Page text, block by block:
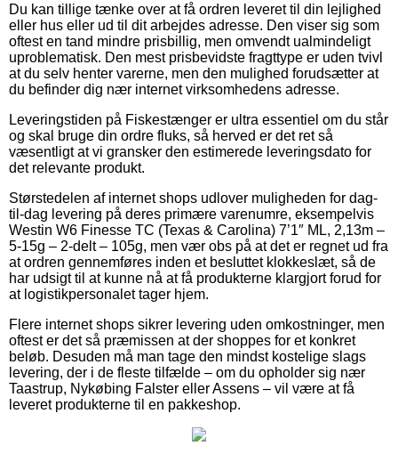
Du kan tillige tænke over at få ordren leveret til din lejlighed
eller hus eller ud til dit arbejdes adresse. Den viser sig som
oftest en tand mindre prisbillig, men omvendt ualmindeligt
uproblematisk. Den mest prisbevidste fragttype er uden tvivl
at du selv henter varerne, men den mulighed forudsætter at
du befinder dig nær internet virksomhedens adresse.
Leveringstiden på Fiskestænger er ultra essentiel om du står
og skal bruge din ordre fluks, så herved er det ret så
væsentligt at vi gransker den estimerede leveringsdato for
det relevante produkt.
Størstedelen af internet shops udlover muligheden for dag-
til-dag levering på deres primære varenumre, eksempelvis
Westin W6 Finesse TC (Texas & Carolina) 7’1″ ML, 2,13m –
5-15g – 2-delt – 105g, men vær obs på at det er regnet ud fra
at ordren gennemføres inden et besluttet klokkeslæt, så de
har udsigt til at kunne nå at få produkterne klargjort forud for
at logistikpersonalet tager hjem.
Flere internet shops sikrer levering uden omkostninger, men
oftest er det så præmissen at der shoppes for et konkret
beløb. Desuden må man tage den mindst kostelige slags
levering, der i de fleste tilfælde – om du opholder sig nær
Taastrup, Nykøbing Falster eller Assens – vil være at få
leveret produkterne til en pakkeshop.